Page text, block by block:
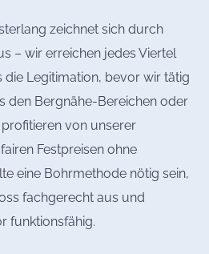
zeichnet sich durch
– wir erreichen jedes Viertel
Legitimation, bevor wir tätig
den Bergnähe-Bereichen oder
von unserer
Festpreisen ohne
eine Bohrmethode nötig sein,
fachgerecht aus und
funktionsfähig.